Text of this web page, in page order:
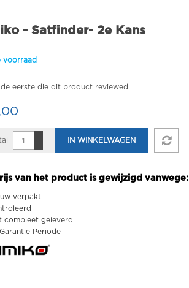
- Satfinder- 2e Kans
voorraad
de eerste die dit product reviewed
IN WINKELWAGEN
van het product is gewijzigd vanwege:
verpakt
compleet geleverd
Periode